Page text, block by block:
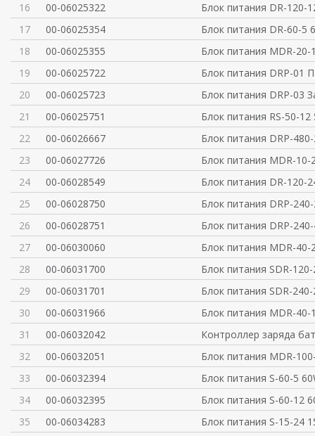
16
00-06025322
Блок питания DR-120-
17
00-06025354
Блок питания DR-60-5
18
00-06025355
Блок питания MDR-20-
19
00-06025722
Блок питания DRP-01
20
00-06025723
Блок питания DRP-03
21
00-06025751
Блок питания RS-50-12
22
00-06026667
Блок питания DRP-
23
00-06027726
Блок питания MDR-10-
24
00-06028549
Блок питания DR-120-
25
00-06028750
Блок питания DRP-
26
00-06028751
Блок питания DRP-
27
00-06030060
Блок питания MDR-40-
28
00-06031700
Блок питания SDR-
29
00-06031701
Блок питания SDR-
30
00-06031966
Блок питания MDR-40-
31
00-06032042
Контроллер заряда
32
00-06032051
Блок питания MDR-
33
00-06032394
Блок питания S-60-5
34
00-06032395
Блок питания S-60-12
35
00-06034283
Блок питания S-15-24